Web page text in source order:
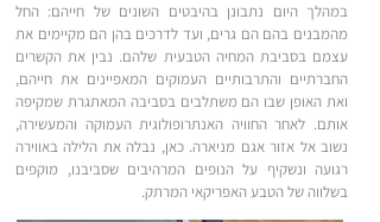
במהלך היום נתבונן בהיבטים השונים של חייהם: החל
מהמבנים בהם הם גרים, ועד לדרכים בהן הם מקיימים את
עצמם בסביבת המחיה הטבעית שלהם. נבין את הקשרים
החברתיים והתרבותיים העמוקים המאפיינים את חייהם,
ואת האופן שבו הם משתלבים בסביבה המאתגרת שמקיפה
אותם. לאחר החוויה האנתרופולוגית העמוקה והמעשירה,
נשוב אל אזור אגם מניארה. כאן, נבלה את הלילה באווירה
רגועה ונשקיף על הנופים המרהיבים שסביבנו, מוקפים
בשלווה של הטבע האפריקאי המרתק.